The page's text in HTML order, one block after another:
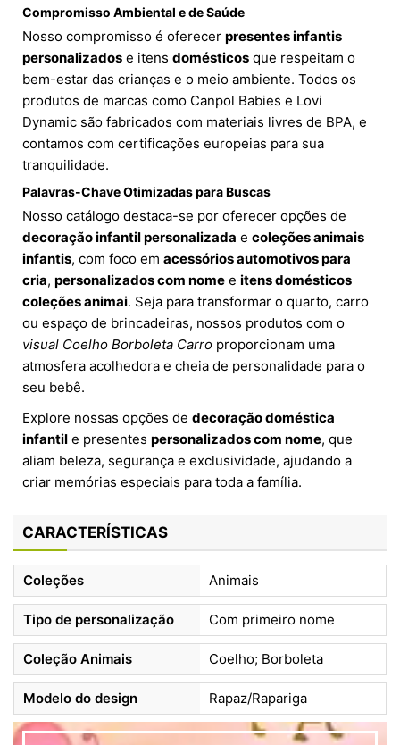
Compromisso Ambiental e de Saúde
Nosso compromisso é oferecer presentes infantis
personalizados e itens domésticos que respeitam o
bem-estar das crianças e o meio ambiente. Todos os
produtos de marcas como Canpol Babies e Lovi
Dynamic são fabricados com materiais livres de BPA, e
contamos com certificações europeias para sua
tranquilidade.
Palavras-Chave Otimizadas para Buscas
Nosso catálogo destaca-se por oferecer opções de
decoração infantil personalizada e coleções animais
infantis, com foco em acessórios automotivos para
cria, personalizados com nome e itens domésticos
coleções animai. Seja para transformar o quarto, carro
ou espaço de brincadeiras, nossos produtos com o
visual Coelho Borboleta Carro proporcionam uma
atmosfera acolhedora e cheia de personalidade para o
seu bebê.
Explore nossas opções de decoração doméstica
infantil e presentes personalizados com nome, que
aliam beleza, segurança e exclusividade, ajudando a
criar memórias especiais para toda a família.
CARACTERÍSTICAS
Coleções Animais
Tipo de personalização Com primeiro nome
Coleção Animais Coelho; Borboleta
Modelo do design Rapaz/Rapariga